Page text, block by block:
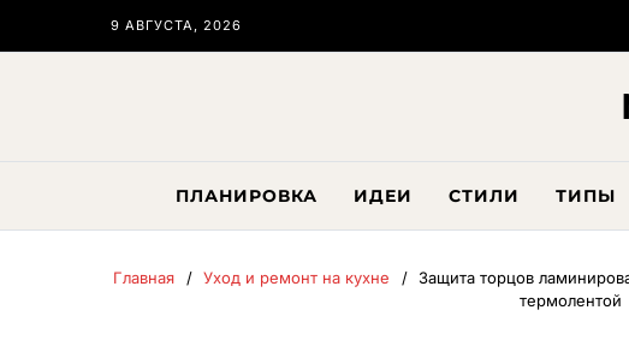
9 АВГУСТА, 2026
ПЛАНИРОВКА ИДЕИ СТИЛИ ТИПЫ
Главная Уход и ремонт на кухне
Защита торцов
термолентой